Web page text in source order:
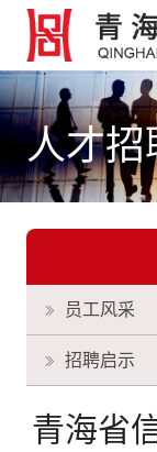
人才招
员工风采
招聘启示
青海省